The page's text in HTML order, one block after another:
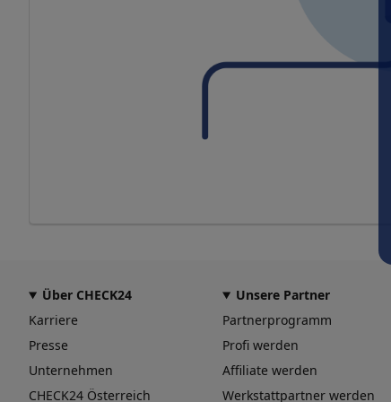
Über CHECK24
Karriere
Presse
Unternehmen
CHECK24 Österreich
Unsere Partner
Partnerprogramm
Profi werden
Affiliate werden
Werkstattpartner werden